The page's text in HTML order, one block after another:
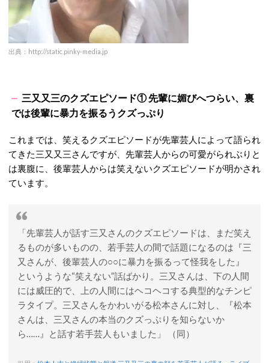
出典：http://static.pinky-media.jp
三又又三のクズエピソード① 先輩に媚びへつらい、裏
では後輩に暴力を振るうクズっぷり
これまでは、笑えるクズエピソードが先輩芸人によって語られ
てきた三又又三さんですが、先輩芸人からの可愛がられぶりと
は裏腹に、後輩芸人からは笑えないクズエピソードが明かされ
ています。
「先輩芸人が話す三又さんのクズエピソードは、まだ笑え
るものが多いものの、若手芸人の間で話題になるのは『三
又さんが、後輩芸人の○○に暴力を振るって怪我をした』
というような“笑えない”話ばかり。三又さんは、下の人間
には威圧的で、上の人間にはヘコヘコする典型的なチンピ
ラタイプ。三又さんをかわいがる松本さんに対し、『松本
さんは、三又さんの本当のクズっぷりを知らないか
ら……』と話す若手芸人もいました」 （同）